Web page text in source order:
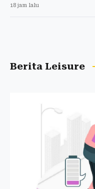
18 jam lalu
Berita Leisure